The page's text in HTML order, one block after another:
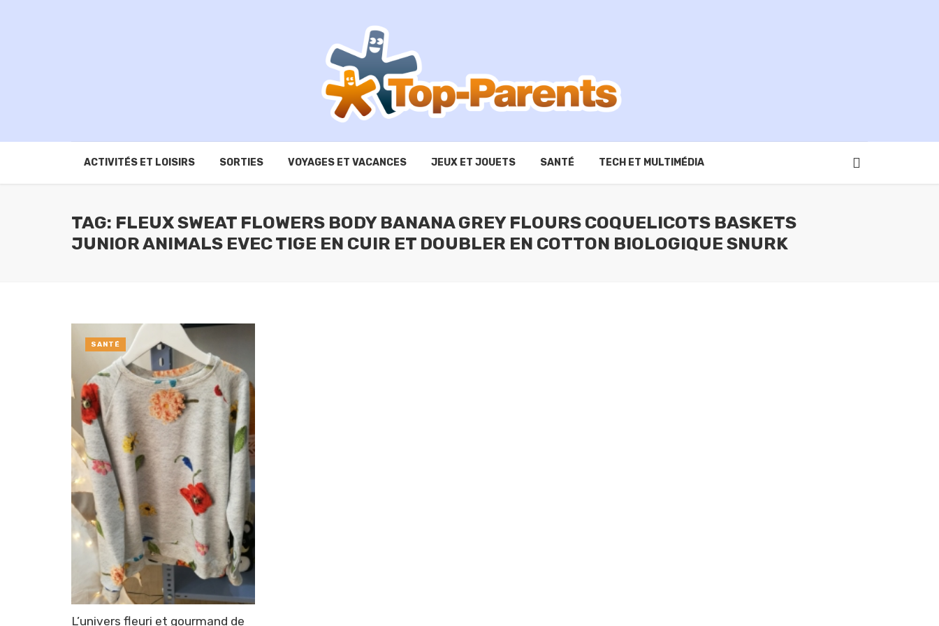
ACTIVITÉS ET LOISIRS SORTIES VOYAGES ET VACANCES JEUX ET JOUETS SANTÉ TECH ET MULTIMÉDIA
TAG: FLEUX SWEAT FLOWERS BODY BANANA GREY FLOURS COQUELICOTS BASKETS
JUNIOR ANIMALS EVEC TIGE EN CUIR ET DOUBLER EN COTTON BIOLOGIQUE SNURK
L’univers fleuri et gourmand de
SANTÉ